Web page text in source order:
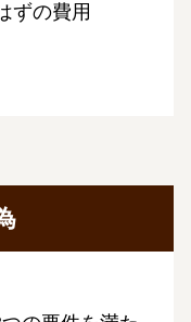
ずの費用